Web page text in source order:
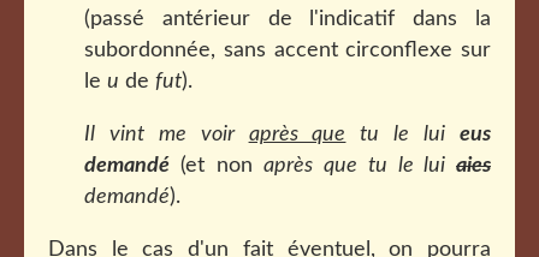
(passé antérieur de l'indicatif dans la
subordonnée, sans accent circonflexe sur
le u de fut).
Il vint me voir après que tu le luieus
demandé (et nonaprès que tu le lui aies
demandé).
Dans le cas d'un fait éventuel, on pourra